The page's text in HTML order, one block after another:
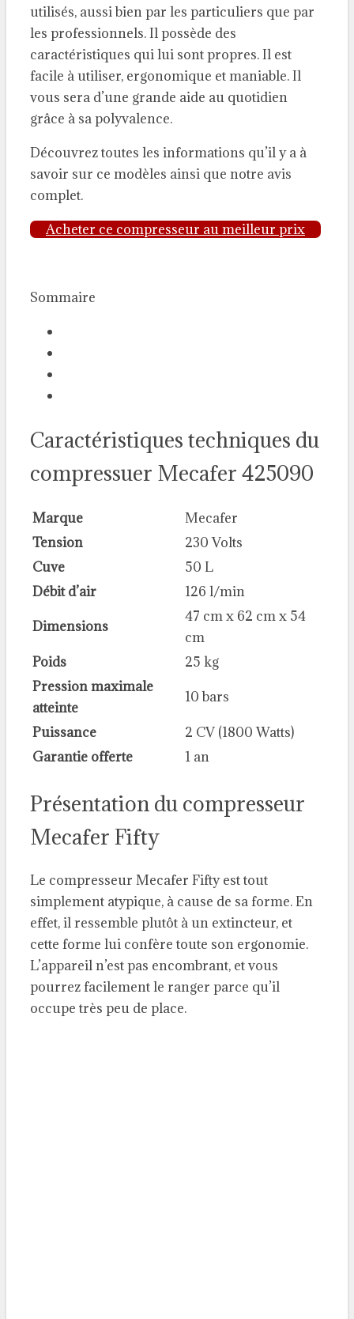
utilisés, aussi bien par les particuliers que par
les professionnels. Il possède des
caractéristiques qui lui sont propres. Il est
facile à utiliser, ergonomique et maniable. Il
vous sera d’une grande aide au quotidien
grâce à sa polyvalence.
Découvrez toutes les informations qu’il y a à
savoir sur ce modèles ainsi que notre avis
complet.
Acheter ce compresseur au meilleur prix
Sommaire
Caractéristiques techniques du
compressuer Mecafer 425090
Marque
Mecafer
Tension
230 Volts
Cuve
50 L
Débit d’air
126 l/min
Dimensions
47 cm x 62 cm x 54
cm
Poids
25 kg
Pression maximale
atteinte
10 bars
Puissance
2 CV (1800 Watts)
Garantie offerte
1 an
Présentation du compresseur
Mecafer Fifty
Le compresseur Mecafer Fifty est tout
simplement atypique, à cause de sa forme. En
effet, il ressemble plutôt à un extincteur, et
cette forme lui confère toute son ergonomie.
L’appareil n’est pas encombrant, et vous
pourrez facilement le ranger parce qu’il
occupe très peu de place.